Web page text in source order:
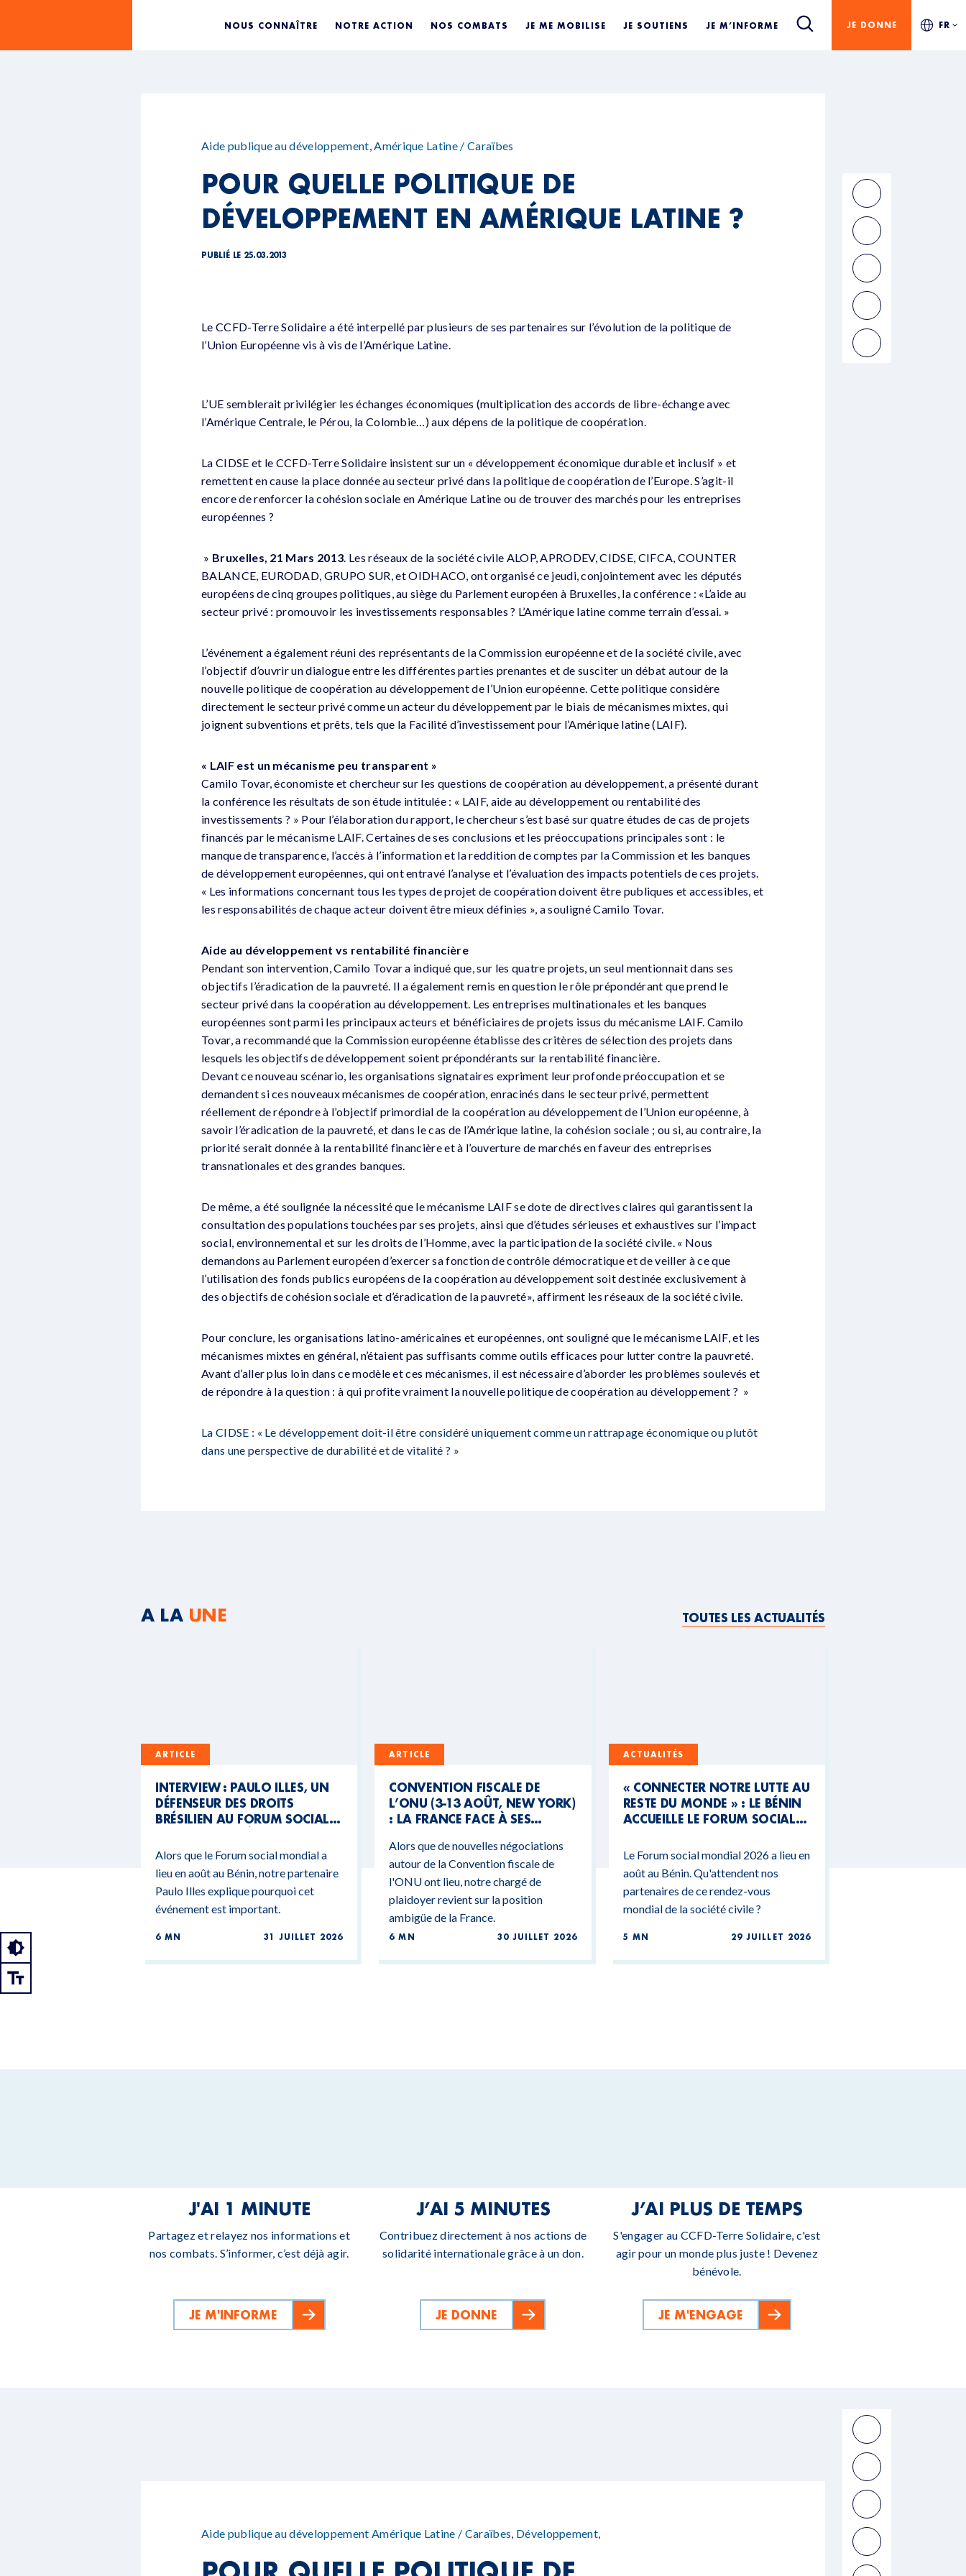
NOUS CONNAÎTRE NOTRE ACTION NOS COMBATS JE ME MOBILISE JE SOUTIENS JE M’INFORME JE DONNE FR
Aide publique au développement,Amérique Latine / Caraïbes
POUR QUELLE POLITIQUE DE
DÉVELOPPEMENT EN AMÉRIQUE LATINE ?
PUBLIÉ LE 25.03.2013
Le CCFD-Terre Solidaire a été interpellé par plusieurs de ses partenaires sur l’évolution de la politique de
l’Union Européenne vis à vis de l’Amérique Latine.
L’UE semblerait privilégier les échanges économiques (multiplication des accords de libre-échange avec
l’Amérique Centrale, le Pérou, la Colombie…) aux dépens de la politique de coopération.
La CIDSE et le CCFD-Terre Solidaire insistent sur un « développement économique durable et inclusif » et
remettent en cause la place donnée au secteur privé dans la politique de coopération de l’Europe. S’agit-il
encore de renforcer la cohésion sociale en Amérique Latine ou de trouver des marchés pour les entreprises
européennes ?
» Bruxelles, 21 Mars 2013. Les réseaux de la société civile ALOP, APRODEV, CIDSE, CIFCA, COUNTER
BALANCE, EURODAD, GRUPO SUR, et OIDHACO, ont organisé ce jeudi, conjointement avec les députés
européens de cinq groupes politiques, au siège du Parlement européen à Bruxelles, la conférence : «L’aide au
secteur privé : promouvoir les investissements responsables ? L’Amérique latine comme terrain d’essai. »
L’événement a également réuni des représentants de la Commission européenne et de la société civile, avec
l’objectif d’ouvrir un dialogue entre les différentes parties prenantes et de susciter un débat autour de la
nouvelle politique de coopération au développement de l’Union européenne. Cette politique considère
directement le secteur privé comme un acteur du développement par le biais de mécanismes mixtes, qui
joignent subventions et prêts, tels que la Facilité d’investissement pour l’Amérique latine (LAIF).
« LAIF est un mécanisme peu transparent »
Camilo Tovar, économiste et chercheur sur les questions de coopération au développement, a présenté durant
la conférence les résultats de son étude intitulée : « LAIF, aide au développement ou rentabilité des
investissements ? » Pour l’élaboration du rapport, le chercheur s’est basé sur quatre études de cas de projets
financés par le mécanisme LAIF. Certaines de ses conclusions et les préoccupations principales sont : le
manque de transparence, l’accès à l’information et la reddition de comptes par la Commission et les banques
de développement européennes, qui ont entravé l’analyse et l’évaluation des impacts potentiels de ces projets.
« Les informations concernant tous les types de projet de coopération doivent être publiques et accessibles, et
les responsabilités de chaque acteur doivent être mieux définies », a souligné Camilo Tovar.
Aide au développement vs rentabilité financière
Pendant son intervention, Camilo Tovar a indiqué que, sur les quatre projets, un seul mentionnait dans ses
objectifs l’éradication de la pauvreté. Il a également remis en question le rôle prépondérant que prend le
secteur privé dans la coopération au développement. Les entreprises multinationales et les banques
européennes sont parmi les principaux acteurs et bénéficiaires de projets issus du mécanisme LAIF. Camilo
Tovar, a recommandé que la Commission européenne établisse des critères de sélection des projets dans
lesquels les objectifs de développement soient prépondérants sur la rentabilité financière.
Devant ce nouveau scénario, les organisations signataires expriment leur profonde préoccupation et se
demandent si ces nouveaux mécanismes de coopération, enracinés dans le secteur privé, permettent
réellement de répondre à l’objectif primordial de la coopération au développement de l’Union européenne, à
savoir l’éradication de la pauvreté, et dans le cas de l’Amérique latine, la cohésion sociale ; ou si, au contraire, la
priorité serait donnée à la rentabilité financière et à l’ouverture de marchés en faveur des entreprises
transnationales et des grandes banques.
De même, a été soulignée la nécessité que le mécanisme LAIF se dote de directives claires qui garantissent la
consultation des populations touchées par ses projets, ainsi que d’études sérieuses et exhaustives sur l’impact
social, environnemental et sur les droits de l’Homme, avec la participation de la société civile. « Nous
demandons au Parlement européen d’exercer sa fonction de contrôle démocratique et de veiller à ce que
l’utilisation des fonds publics européens de la coopération au développement soit destinée exclusivement à
des objectifs de cohésion sociale et d’éradication de la pauvreté», affirment les réseaux de la société civile.
Pour conclure, les organisations latino-américaines et européennes, ont souligné que le mécanisme LAIF, et les
mécanismes mixtes en général, n’étaient pas suffisants comme outils efficaces pour lutter contre la pauvreté.
Avant d’aller plus loin dans ce modèle et ces mécanismes, il est nécessaire d’aborder les problèmes soulevés et
de répondre à la question : à qui profite vraiment la nouvelle politique de coopération au développement ? »
La CIDSE : « Le développement doit-il être considéré uniquement comme un rattrapage économique ou plutôt
dans une perspective de durabilité et de vitalité ? »
A LA UNE TOUTES LES ACTUALITÉS
ARTICLE
INTERVIEW : PAULO ILLES, UN
DÉFENSEUR DES DROITS
BRÉSILIEN AU FORUM SOCIAL
Alors que le Forum social mondial a
lieu en août au Bénin, notre partenaire
Paulo Illes explique pourquoi cet
événement est important.
6 MN 31 JUILLET 2026
ARTICLE
CONVENTION FISCALE DE
L’ONU (3-13 AOÛT, NEW YORK)
: LA FRANCE FACE À SES
BUDGÉTAIRES
Alors que de nouvelles négociations
autour de la Convention fiscale de
l'ONU ont lieu, notre chargé de
plaidoyer revient sur la position
ambigüe de la France.
6 MN 30 JUILLET 2026
ACTUALITÉS
« CONNECTER NOTRE LUTTE AU
RESTE DU MONDE » : LE BÉNIN
ACCUEILLE LE FORUM SOCIAL
Le Forum social mondial 2026 a lieu en
août au Bénin. Qu'attendent nos
partenaires de ce rendez-vous
mondial de la société civile ?
5 MN 29 JUILLET 2026
J'AI 1 MINUTE
Partagez et relayez nos informations et
nos combats. S’informer, c’est déjà agir.
JE M'INFORME
J’AI 5 MINUTES
Contribuez directement à nos actions de
solidarité internationale grâce à un don.
JE DONNE
J’AI PLUS DE TEMPS
S'engager au CCFD-Terre Solidaire, c'est
agir pour un monde plus juste ! Devenez
bénévole.
JE M'ENGAGE
Aide publique au développement Amérique Latine / Caraïbes, Développement,